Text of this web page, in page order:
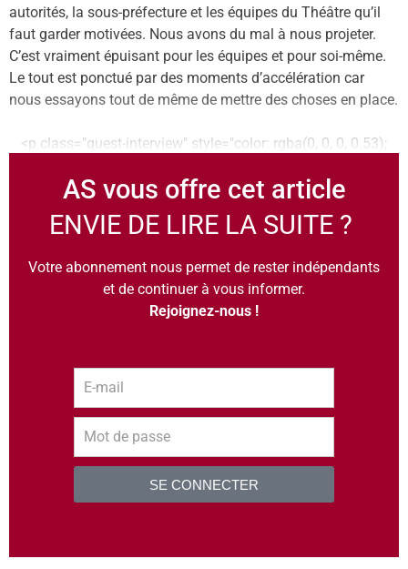
autorités, la sous-préfecture et les équipes du Théâtre qu’il
faut garder motivées. Nous avons du mal à nous projeter.
C’est vraiment épuisant pour les équipes et pour soi-même.
Le tout est ponctué par des moments d’accélération car
nous essayons tout de même de mettre des choses en place.
<p class="quest-interview" style="color: rgba(0, 0, 0, 0.53);
AS vous offre cet article
ENVIE DE LIRE LA SUITE ?
Votre abonnement nous permet de rester indépendants
et de continuer à vous informer.
Rejoignez-nous !
SE CONNECTER